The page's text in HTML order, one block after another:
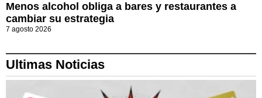
Menos alcohol obliga a bares y restaurantes a
cambiar su estrategia
7 agosto 2026
Ultimas Noticias